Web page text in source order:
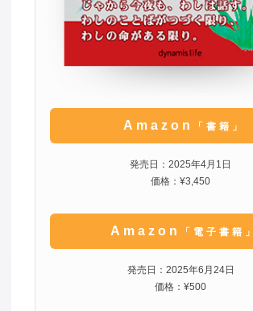
Amazon 「書籍」
発売日：2025年4月1日
価格：¥3,450
Amazon 「電子書籍」
発売日：2025年6月24日
価格：¥500